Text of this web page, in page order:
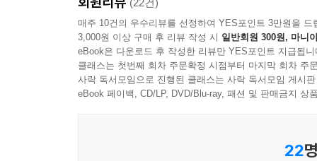
모델을 정립해 온 선구자다.
이 책은 저자가 수십 년간 환자를 진료하며 겪은
전문의로서의 임상 노하우는 물론, 줄기세포와
의학의 복잡한 내용을 쉽게 풀어내면서도 전문성
이 책은 노화를 하나의 단일 질병이 아닌, 유기적
(22건)
매주 10건의 우수리뷰를 선정하여 YES포인트 3만원을 드
3,000원 이상 구매 후 리뷰 작성 시 일반회원 300원, 마니
eBook은 다운로드 후 작성한 리뷰만 YES포인트 지급됩니
클래스는 첫번째 회차 주문확정 시점부터 마지막 회차 주
사락 독서모임으로 진행된 클래스는 사락 독서모임 게시
eBook 페이백, CD/LP, DVD/Blu-ray, 패션 및 판매금지 상
22